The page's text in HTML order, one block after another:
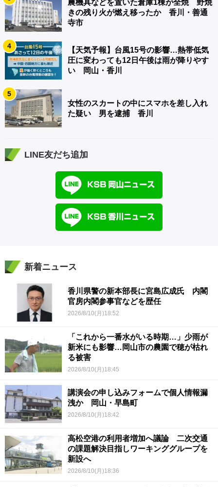
農機具などを置いた倉庫1棟が全焼 野焼
きの残り火が燃え移ったか 香川・善通
寺市
4
【天気予報】台風15号の影響…熱帯低気
圧に変わっても12日午後は雨が降りやす
い 岡山・香川
5
女性のスカートの中にスマホを差し入れ
た疑い 男を逮捕 香川
LINE友だち追加
新着ニュース
香川県警の新本部長に宮島広成氏 内閣
官房内閣参事官などを歴任
2026/8/10(月)18:52
「これから一番水がいる時期…」少雨が
新米にも影響…岡山市の農園で穂が枯れ
る被害
2026/8/10(月)18:45
講演会の申し込みフォームで個人情報漏
洩か 岡山・早島町
2026/8/10(月)18:42
高松空港の利用者増加へ議論 二次交通
の課題解決目指しワーキンググループを
新設へ
2026/8/10(月)18:36